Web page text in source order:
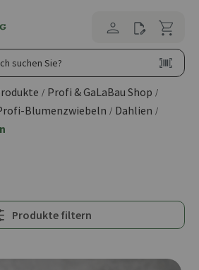
/ Profi & GaLaBau Shop /
Blumenzwiebeln / Dahlien /
Produkte filtern